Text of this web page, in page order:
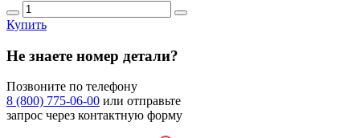
Купить
Не знаете номер детали?
Позвоните по телефону
8 (800) 775-06-00 или отправьте
запрос через контактную форму